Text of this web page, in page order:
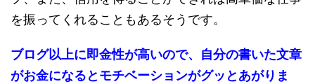
を振ってくれることもあるそうです。
ブログ以上に即金性が高いので、自分の書いた文章
がお金になるとモチベーションがグッとあがりま